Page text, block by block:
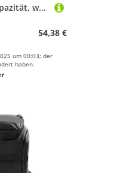
ZWCSHUU Große Kapazität, wasserdichte Tasche for Skischuhe, Skateboard, Reisen, Outdoor, Skisport, Ausrüstungstasche Skistiefel Rucksack
54,38 €
um 00:03; der
haben.